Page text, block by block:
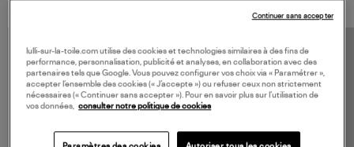
lulli-sur-la-toile.com utilise des cookies et technologies similaires à des fins de
performance, personnalisation, publicité et analyses, en collaboration avec des
partenaires tels que Google. Vous pouvez configurer vos choix via « Paramétrer »,
accepter l’ensemble des cookies (« J’accepte ») ou refuser ceux non strictement
nécessaires (« Continuer sans accepter »). Pour en savoir plus sur l’utilisation de
vos données, consulter notre politique de cookies
Continuer sans accepter